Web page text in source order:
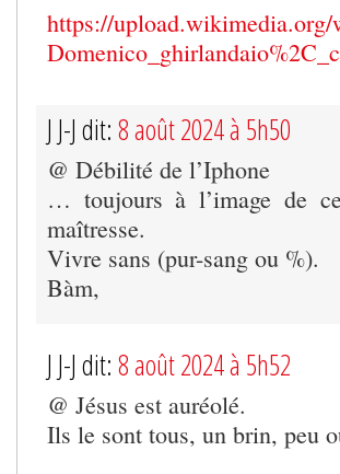
https://
J J-J dit: 8 août 2024 à 5h50
@ Débilité de l’Iphone
… toujours à l’image de
maîtresse.
Vivre sans (pur-sang ou %).
Bàm,
J J-J dit: 8 août 2024 à 5h52
@ Jésus est auréolé.
Ils le sont tous, un brin, peu